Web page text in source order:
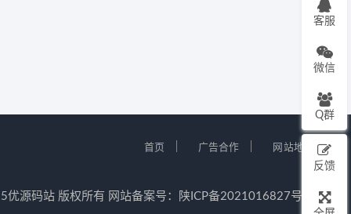
首页 广告合作 网站地图
源码站 版权所有 网站备案号： 陕ICP备2021016827号-5
客服
微信
Q群
反馈